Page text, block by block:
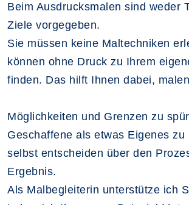
Beim Ausdrucksmalen sind weder
Ziele vorgegeben.
Sie müssen keine Maltechniken
können ohne Druck zu Ihrem
finden. Das hilft Ihnen
Möglichkeiten und Grenzen zu
Geschaffene als etwas Eigenes zu
selbst entscheiden über den
Ergebnis.
Als Malbegleiterin unterstütze ich